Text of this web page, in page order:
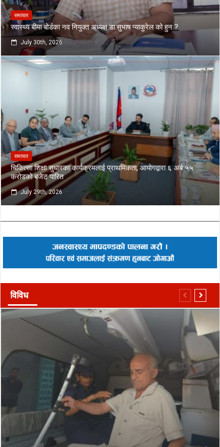
समाचार
स्वास्थ्य बीमा बोर्डका नव नियुक्त अध्यक्ष डा.सुभाष प्याकुरेल को हुन ?
July 30th, 2026
समाचार
चिकित्सा शिक्षा सुधारका कार्यक्रमलाई प्राथमिकता, आयोगद्वारा ६ अर्ब ५५
करोडको बजेट पारित
July 29th, 2026
विविध